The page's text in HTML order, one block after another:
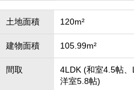
土地面積 120m²
建物面積 105.99m²
間取
4LDK (和室4.5帖、
洋室5.8帖)